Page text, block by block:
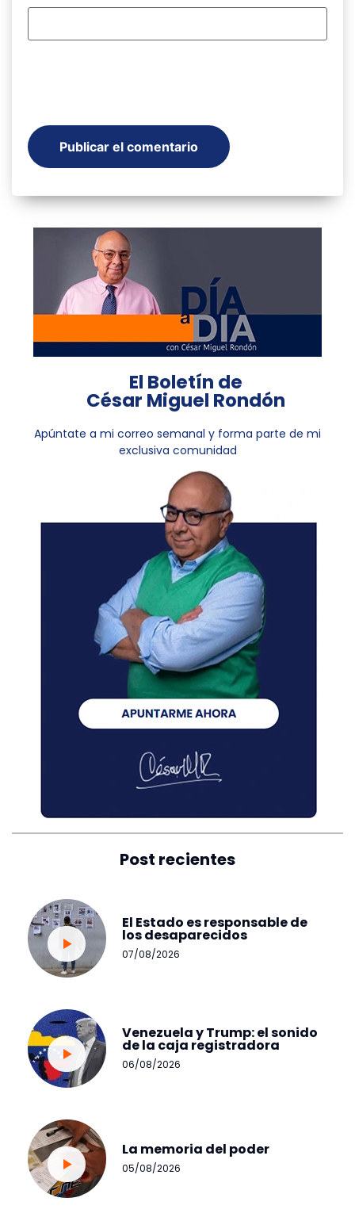
El Boletín de
César Miguel Rondón
Apúntate a mi correo semanal y forma parte de mi
exclusiva comunidad
Post recientes
El Estado es responsable de
los desaparecidos
07/08/2026
Venezuela y Trump: el sonido
de la caja registradora
06/08/2026
La memoria del poder
05/08/2026